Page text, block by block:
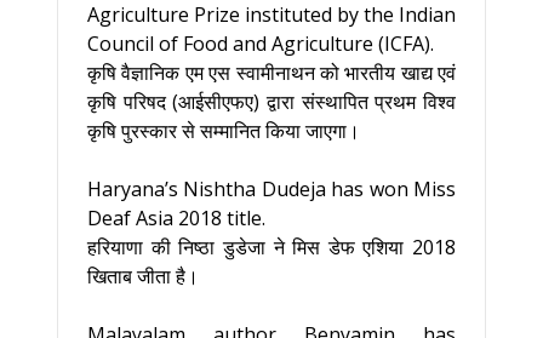
Agriculture Prize instituted by the Indian
Council of Food and Agriculture (ICFA).
कृषि वैज्ञानिक एम एस स्वामीनाथन को भारतीय खाद्य एवं
कृषि परिषद (आईसीएफए) द्वारा संस्थापित प्रथम विश्व
कृषि पुरस्कार से सम्मानित किया जाएगा।
Haryana’s Nishtha Dudeja has won Miss
Deaf Asia 2018 title.
हरियाणा की निष्ठा डुडेजा ने मिस डेफ एशिया 2018
खिताब जीता है।